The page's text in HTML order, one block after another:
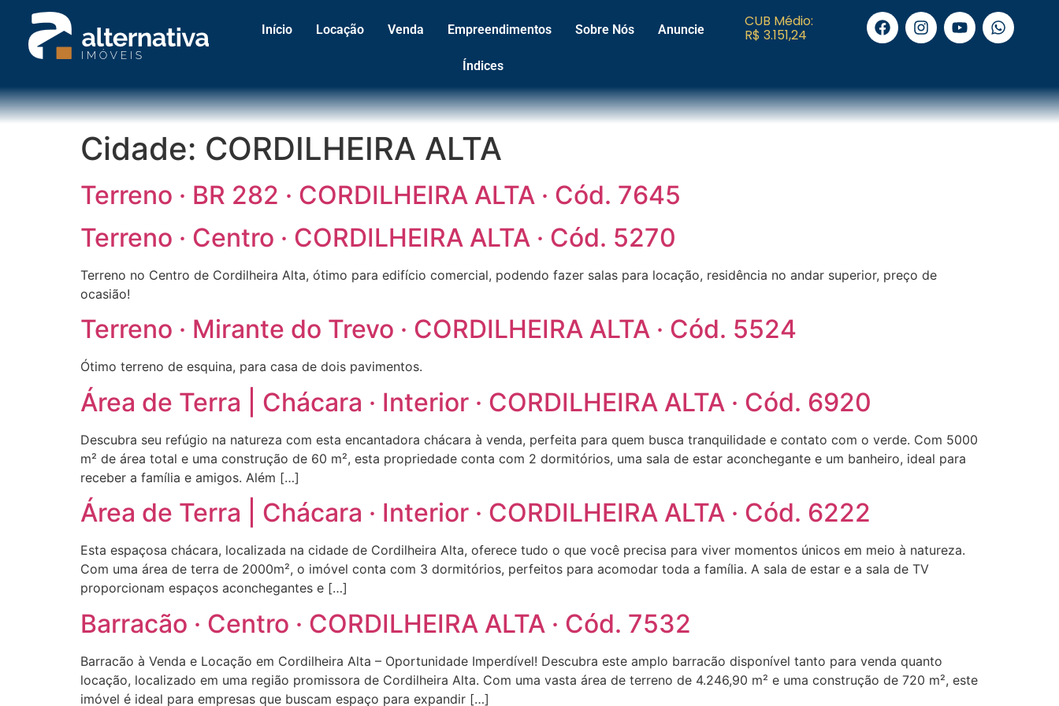
Início Locação Venda Empreendimentos Sobre Nós Anuncie
Índices
CUB Médio:
R$ 3.151,24
Cidade: CORDILHEIRA ALTA
Terreno · BR 282 · CORDILHEIRA ALTA · Cód. 7645
Terreno · Centro · CORDILHEIRA ALTA · Cód. 5270
Terreno no Centro de Cordilheira Alta, ótimo para edifício comercial, podendo fazer salas para locação, residência no andar superior, preço de
ocasião!
Terreno · Mirante do Trevo · CORDILHEIRA ALTA · Cód. 5524
Ótimo terreno de esquina, para casa de dois pavimentos.
Área de Terra | Chácara · Interior · CORDILHEIRA ALTA · Cód. 6920
Descubra seu refúgio na natureza com esta encantadora chácara à venda, perfeita para quem busca tranquilidade e contato com o verde. Com 5000
m² de área total e uma construção de 60 m², esta propriedade conta com 2 dormitórios, uma sala de estar aconchegante e um banheiro, ideal para
receber a família e amigos. Além […]
Área de Terra | Chácara · Interior · CORDILHEIRA ALTA · Cód. 6222
Esta espaçosa chácara, localizada na cidade de Cordilheira Alta, oferece tudo o que você precisa para viver momentos únicos em meio à natureza.
Com uma área de terra de 2000m², o imóvel conta com 3 dormitórios, perfeitos para acomodar toda a família. A sala de estar e a sala de TV
proporcionam espaços aconchegantes e […]
Barracão · Centro · CORDILHEIRA ALTA · Cód. 7532
Barracão à Venda e Locação em Cordilheira Alta – Oportunidade Imperdível! Descubra este amplo barracão disponível tanto para venda quanto
locação, localizado em uma região promissora de Cordilheira Alta. Com uma vasta área de terreno de 4.246,90 m² e uma construção de 720 m², este
imóvel é ideal para empresas que buscam espaço para expandir […]